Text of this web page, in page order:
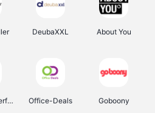
DeubaXXL About You
Fleurop-Interflora Office-Deals Goboony